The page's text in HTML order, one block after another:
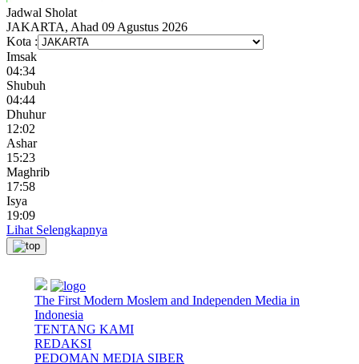
Jadwal Sholat
JAKARTA, Ahad 09 Agustus 2026
Kota :
Imsak
04:34
Shubuh
04:44
Dhuhur
12:02
Ashar
15:23
Maghrib
17:58
Isya
19:09
Lihat Selengkapnya
The First Modern Moslem and Independen Media in
Indonesia
TENTANG KAMI
REDAKSI
PEDOMAN MEDIA SIBER